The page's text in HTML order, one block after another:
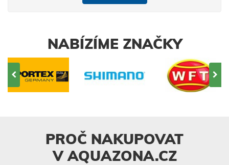
NABÍZÍME ZNAČKY
PROČ NAKUPOVAT
V AQUAZONA.CZ